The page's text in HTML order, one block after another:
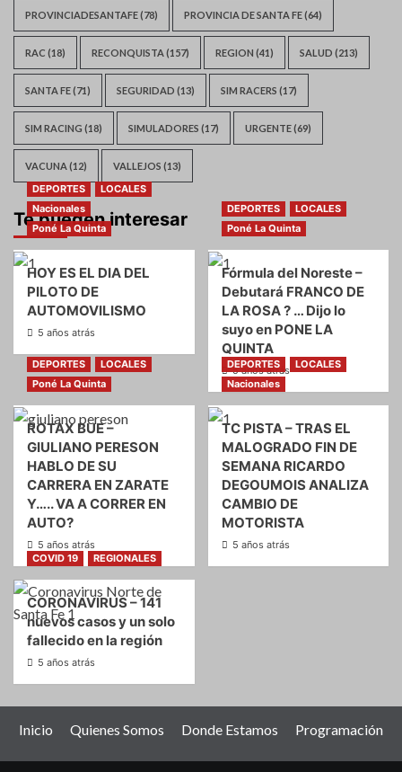
PROVINCIADESANTAFE(78) PROVINCIA DE SANTA FE(64)
RAC (18) RECONQUISTA (157) REGION (41) SALUD (213)
SANTA FE(71) SEGURIDAD (13) SIM RACERS (17)
SIM RACING (18) SIMULADORES (17) URGENTE(69)
VACUNA (12) VALLEJOS (13)
Te pueden interesar
DEPORTES
LOCALES
Nacionales
Poné La Quinta
HOY ES EL DIA DEL
PILOTO DE
AUTOMOVILISMO
5 años atrás
DEPORTES
LOCALES
Poné La Quinta
Fórmula del Noreste –
Debutará FRANCO DE
LA ROSA ? … Dijo lo
suyo en PONE LA
QUINTA
5 años atrás
DEPORTES
LOCALES
Poné La Quinta
ROTAX BUE –
GIULIANO PERESON
HABLO DE SU
CARRERA EN ZARATE
Y….. VA A CORRER EN
AUTO?
5 años atrás
DEPORTES
LOCALES
Nacionales
TC PISTA – TRAS EL
MALOGRADO FIN DE
SEMANA RICARDO
DEGOUMOIS ANALIZA
CAMBIO DE
MOTORISTA
5 años atrás
COVID 19
REGIONALES
CORONAVIRUS – 141
nuevos casos y un solo
fallecido en la región
5 años atrás
Inicio Quienes Somos Donde Estamos Programación